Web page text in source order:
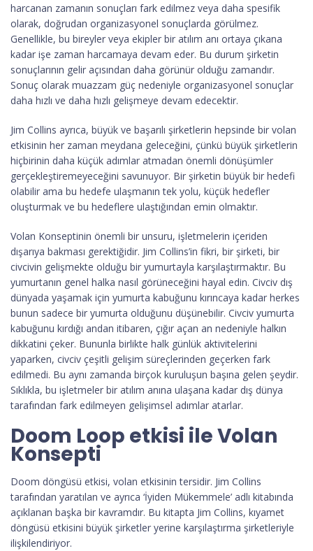
harcanan zamanın sonuçları fark edilmez veya daha spesifik
olarak, doğrudan organizasyonel sonuçlarda görülmez.
Genellikle, bu bireyler veya ekipler bir atılım anı ortaya çıkana
kadar işe zaman harcamaya devam eder. Bu durum şirketin
sonuçlarının gelir açısından daha görünür olduğu zamandır.
Sonuç olarak muazzam güç nedeniyle organizasyonel sonuçlar
daha hızlı ve daha hızlı gelişmeye devam edecektir.
Jim Collins ayrıca, büyük ve başarılı şirketlerin hepsinde bir volan
etkisinin her zaman meydana geleceğini, çünkü büyük şirketlerin
hiçbirinin daha küçük adımlar atmadan önemli dönüşümler
gerçekleştiremeyeceğini savunuyor. Bir şirketin büyük bir hedefi
olabilir ama bu hedefe ulaşmanın tek yolu, küçük hedefler
oluşturmak ve bu hedeflere ulaştığından emin olmaktır.
Volan Konseptinin önemli bir unsuru, işletmelerin içeriden
dışarıya bakması gerektiğidir. Jim Collins’in fikri, bir şirketi, bir
civcivin gelişmekte olduğu bir yumurtayla karşılaştırmaktır. Bu
yumurtanın genel halka nasıl görüneceğini hayal edin. Civciv dış
dünyada yaşamak için yumurta kabuğunu kırıncaya kadar herkes
bunun sadece bir yumurta olduğunu düşünebilir. Civciv yumurta
kabuğunu kırdığı andan itibaren, çığır açan an nedeniyle halkın
dikkatini çeker. Bununla birlikte halk günlük aktivitelerini
yaparken, civciv çeşitli gelişim süreçlerinden geçerken fark
edilmedi. Bu aynı zamanda birçok kuruluşun başına gelen şeydir.
Sıklıkla, bu işletmeler bir atılım anına ulaşana kadar dış dünya
tarafından fark edilmeyen gelişimsel adımlar atarlar.
Doom Loop etkisi ile Volan
Konsepti
Doom döngüsü etkisi, volan etkisinin tersidir. Jim Collins
tarafından yaratılan ve ayrıca ‘İyiden Mükemmele’ adlı kitabında
açıklanan başka bir kavramdır. Bu kitapta Jim Collins, kıyamet
döngüsü etkisini büyük şirketler yerine karşılaştırma şirketleriyle
ilişkilendiriyor.